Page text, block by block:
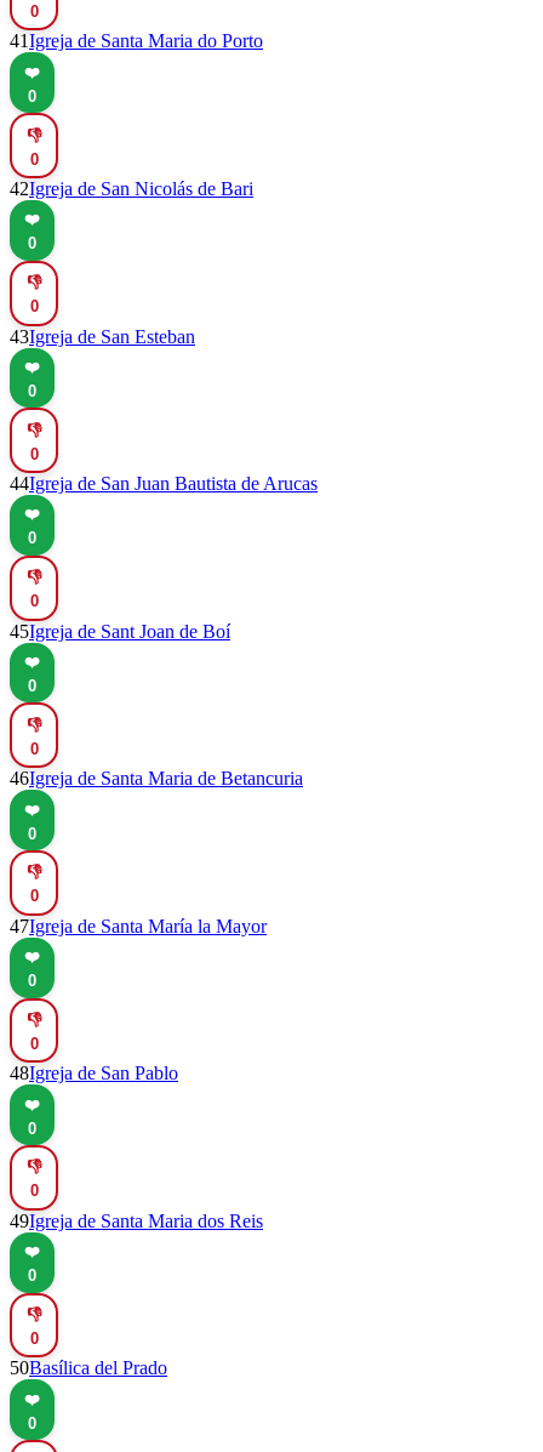
0
41Igreja de Santa Maria do Porto
❤️
0
👎
0
42Igreja de San Nicolás de Bari
❤️
0
👎
0
43Igreja de San Esteban
❤️
0
👎
0
44Igreja de San Juan Bautista de Arucas
❤️
0
👎
0
45Igreja de Sant Joan de Boí
❤️
0
👎
0
46Igreja de Santa Maria de Betancuria
❤️
0
👎
0
47Igreja de Santa María la Mayor
❤️
0
👎
0
48Igreja de San Pablo
❤️
0
👎
0
49Igreja de Santa Maria dos Reis
❤️
0
👎
0
50Basílica del Prado
❤️
0